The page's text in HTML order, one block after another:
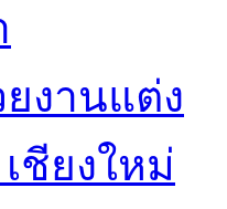
งานแต่ง
ชียงใหม่